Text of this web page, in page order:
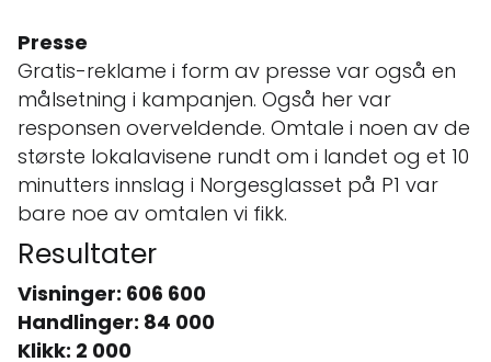
Presse
Gratis-reklame i form av presse var også en
målsetning i kampanjen. Også her var
responsen overveldende. Omtale i noen av de
største lokalavisene rundt om i landet og et 10
minutters innslag i Norgesglasset på P1 var
bare noe av omtalen vi fikk.
Resultater
Visninger: 606 600
Handlinger: 84 000
Klikk: 2 000